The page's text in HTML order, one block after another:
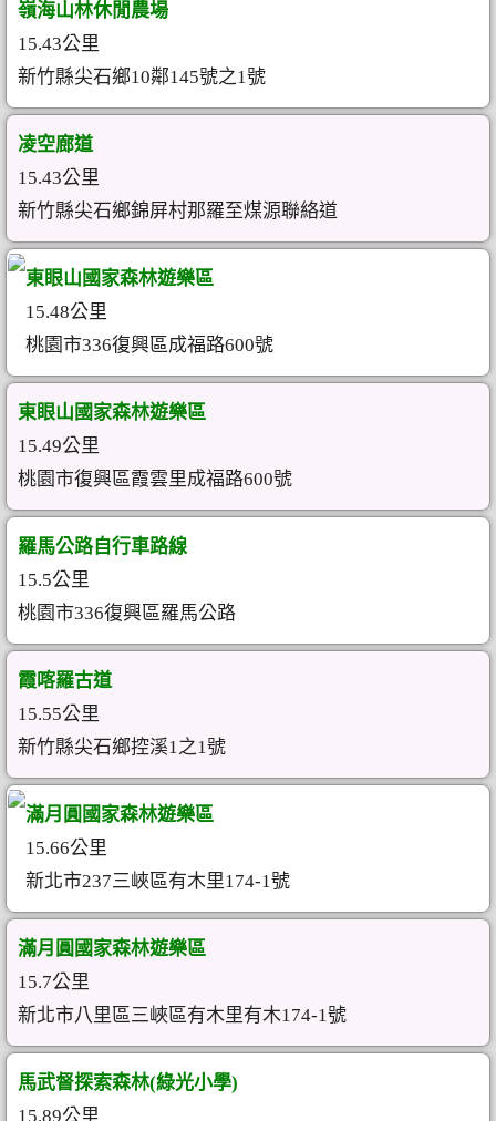
嶺海山林休閒農場
15.43公里
新竹縣尖石鄉10鄰145號之1號
凌空廊道
15.43公里
新竹縣尖石鄉錦屏村那羅至煤源聯絡道
東眼山國家森林遊樂區
15.48公里
桃園市336復興區成福路600號
東眼山國家森林遊樂區
15.49公里
桃園市復興區霞雲里成福路600號
羅馬公路自行車路線
15.5公里
桃園市336復興區羅馬公路
霞喀羅古道
15.55公里
新竹縣尖石鄉控溪1之1號
滿月圓國家森林遊樂區
15.66公里
新北市237三峽區有木里174-1號
滿月圓國家森林遊樂區
15.7公里
新北市八里區三峽區有木里有木174-1號
馬武督探索森林(綠光小學)
15.89公里